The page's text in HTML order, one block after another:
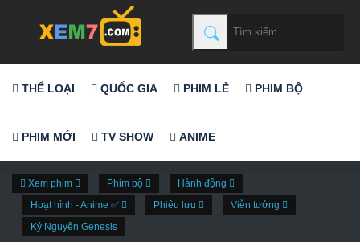
THỂ LOẠI QUỐC GIA PHIM LẺ PHIM BỘ
PHIM MỚI TV SHOW ANIME
Xem phim Phim bộ
Hành động
Hoạt hình - Anime ✅
Phiêu lưu
Viễn tưởng
Kỷ Nguyên Genesis